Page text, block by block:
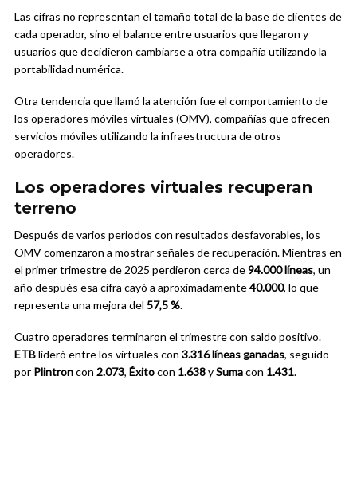
Las cifras no representan el tamaño total de la base de clientes de
cada operador, sino el balance entre usuarios que llegaron y
usuarios que decidieron cambiarse a otra compañía utilizando la
portabilidad numérica.
Otra tendencia que llamó la atención fue el comportamiento de
los operadores móviles virtuales (OMV), compañías que ofrecen
servicios móviles utilizando la infraestructura de otros
operadores.
Los operadores virtuales recuperan
terreno
Después de varios periodos con resultados desfavorables, los
OMV comenzaron a mostrar señales de recuperación. Mientras en
el primer trimestre de 2025 perdieron cerca de94.000 líneas, un
año después esa cifra cayó a aproximadamente40.000, lo que
representa una mejora del 57,5 %.
Cuatro operadores terminaron el trimestre con saldo positivo.
ETBlideró entre los virtuales con 3.316 líneas ganadas, seguido
por Plintroncon 2.073, Éxitocon 1.638ySumacon 1.431.